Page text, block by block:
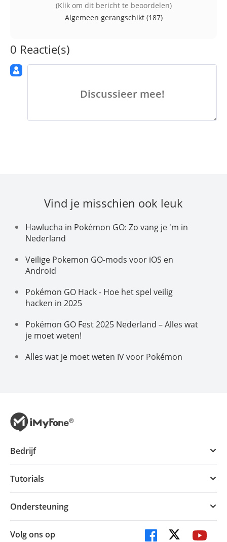
(Klik om dit bericht te beoordelen)
Algemeen gerangschikt (187)
0 Reactie(s)
Discussieer mee!
Vind je misschien ook leuk
Hawlucha in Pokémon GO: Zo vang je 'm in
Nederland
Veilige Pokemon GO-mods voor iOS en
Android
Pokémon GO Hack - Hoe het spel veilig
hacken in 2025
Pokémon GO Fest 2025 Nederland – Alles wat
je moet weten!
Alles wat je moet weten IV voor Pokémon
Bedrijf
Tutorials
Ondersteuning
Volg ons op